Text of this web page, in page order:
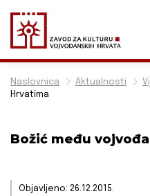
Naslovnica Aktualnosti
Hrvatima
Božić među
Objavljeno: 26.12.2015.